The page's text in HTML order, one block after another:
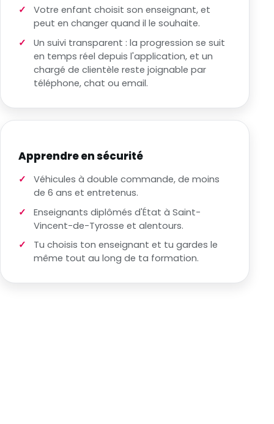
Votre enfant choisit son enseignant, et
peut en changer quand il le souhaite.
Un suivi transparent : la progression se suit
en temps réel depuis l'application, et un
chargé de clientèle reste joignable par
téléphone, chat ou email.
Apprendre en sécurité
Véhicules à double commande, de moins
de 6 ans et entretenus.
Enseignants diplômés d'État à Saint-
Vincent-de-Tyrosse et alentours.
Tu choisis ton enseignant et tu gardes le
même tout au long de ta formation.